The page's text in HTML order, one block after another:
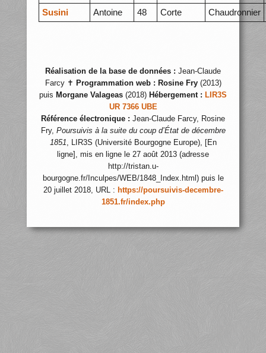
Susini
Antoine 48 Corte Chaudronnier
Réalisation de la base de données : Jean-Claude
Farcy ✝ Programmation web : Rosine Fry(2013)
puis Morgane Valageas (2018) Hébergement : LIR3S
UR 7366 UBE
Référence électronique : Jean-Claude Farcy, Rosine
Fry, Poursuivis à la suite du coup d’État de décembre
1851, LIR3S (Université Bourgogne Europe), [En
ligne], mis en ligne le 27 août 2013 (adresse
http://tristan.u-
bourgogne.fr/Inculpes/WEB/1848_Index.html) puis le
20 juillet 2018, URL : https://poursuivis-decembre-
1851.fr/index.php